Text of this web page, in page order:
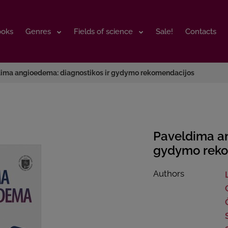
Genres Fields of science Sale! Contacts
Genres Fields of science Sale! Contacts
angioedema: diagnostikos ir gydymo rekomendacijos
Paveldima
gydymo
Authors